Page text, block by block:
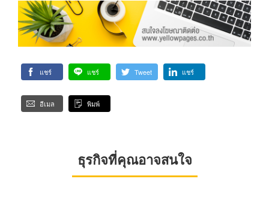
แชร์ แชร์ Tweet แชร์
อีเมล พิมพ์
ธุรกิจที่คุณอาจสนใจ